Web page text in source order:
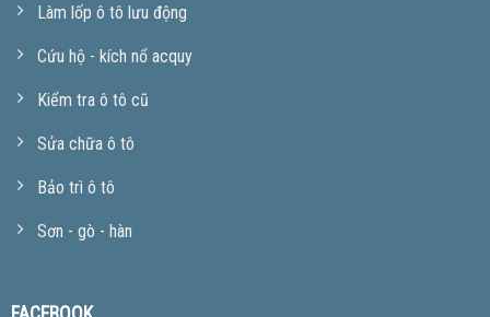
Làm lốp ô tô lưu động
Cứu hộ - kích nổ acquy
Kiểm tra ô tô cũ
Sửa chữa ô tô
Bảo trì ô tô
Sơn - gò - hàn